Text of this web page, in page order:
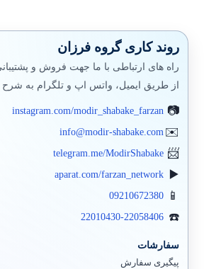
روند کاری گروه فرزان
راه های ارتباطی با ما جهت فروش و
از طریق ایمیل، واتس اپ و تلگرام به
instagram.com/modir_shabake_farzan
info@modir-shabake.com
telegram.me/ModirShabake
aparat.com/farzan_network
09210672380
22010430-22058406
سفارشات
پیگیری سفارش